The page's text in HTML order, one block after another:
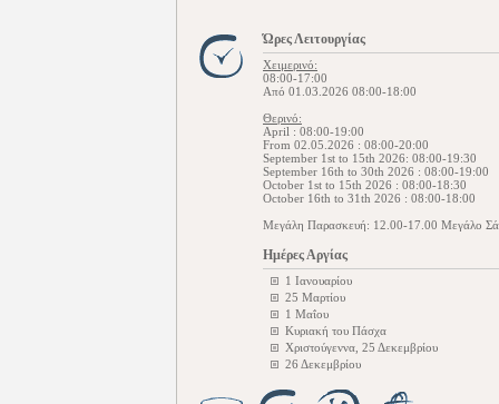
Ώρες Λειτουργίας
Χειμερινό:
08:00-17:00
Από 01.03.2026 08:00-18:00
Θερινό:
April : 08:00-19:00
From 02.05.2026 : 08:00-20:00
September 1st to 15th 2026: 08:00-19:30
September 16th to 30th 2026 : 08:00-19:00
October 1st to 15th 2026 : 08:00-18:30
October 16th to 31th 2026 : 08:00-18:00
Μεγάλη Παρασκευή: 12.00-17.00 Μεγάλο
Ημέρες Αργίας
1 Ιανουαρίου
25 Μαρτίου
1 Μαΐου
Κυριακή του Πάσχα
Χριστούγεννα, 25 Δεκεμβρίου
26 Δεκεμβρίου